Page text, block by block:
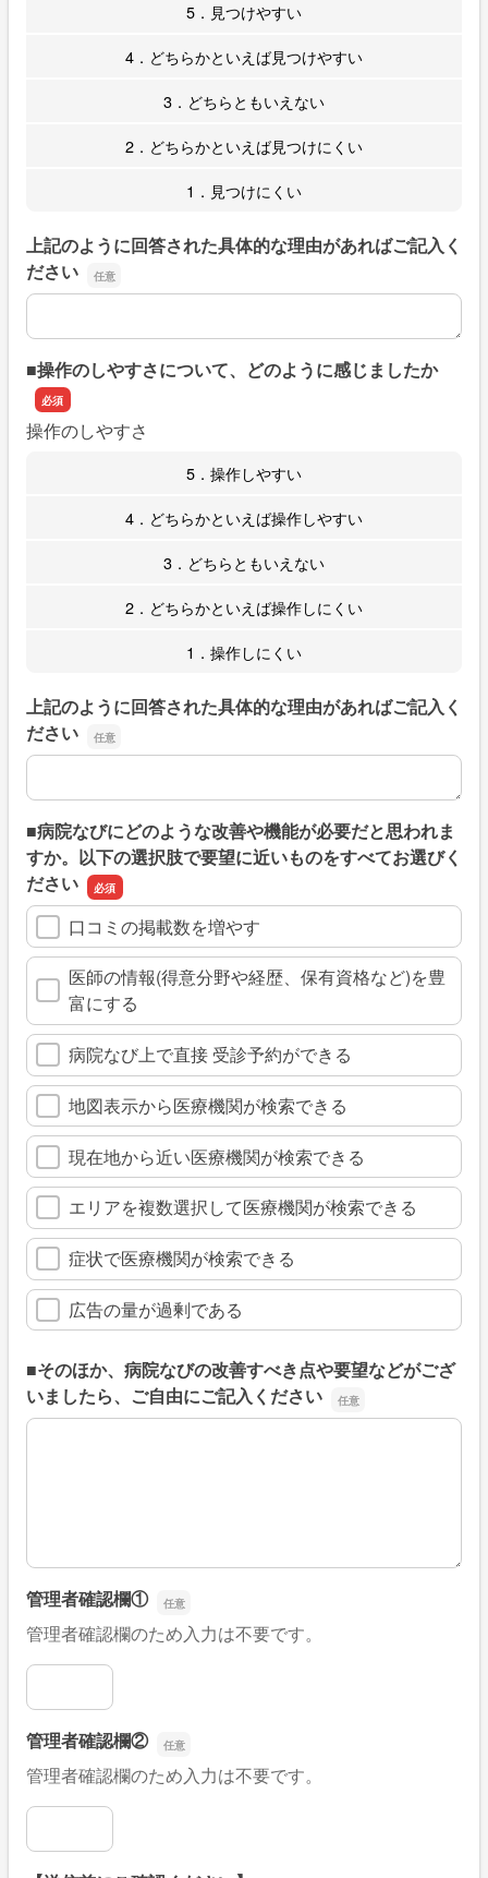
5．見つけやすい
4．どちらかといえば見つけやすい
3．どちらともいえない
2．どちらかといえば見つけにくい
1．見つけにくい
上記のように回答された具体的な理由があればご記入く
ださい
上記のように回答された具体的な理由があればご記入くだ
■操作のしやすさについて、どのように感じましたか
操作のしやすさ
5．操作しやすい
4．どちらかといえば操作しやすい
3．どちらともいえない
2．どちらかといえば操作しにくい
1．操作しにくい
上記のように回答された具体的な理由があればご記入く
ださい
上記のように回答された具体的な理由があればご記入くだ
■病院なびにどのような改善や機能が必要だと思われま
すか。以下の選択肢で要望に近いものをすべてお選びく
ださい
口コミの掲載数を増やす
医師の情報(得意分野や経歴、保有資格など)を豊
富にする
病院なび上で直接 受診予約ができる
地図表示から医療機関が検索できる
現在地から近い医療機関が検索できる
エリアを複数選択して医療機関が検索できる
症状で医療機関が検索できる
広告の量が過剰である
■そのほか、病院なびの改善すべき点や要望などがござ
いましたら、ご自由にご記入ください
■そのほか、病院なびの改善すべき点や要望などがござい
管理者確認欄①
管理者確認欄のため入力は不要です。
管理者確認欄①
管理者確認欄②
管理者確認欄のため入力は不要です。
管理者確認欄②